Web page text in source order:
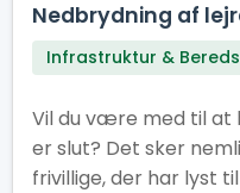
Nedbrydning af
Infrastruktur &
Vil du være med til at
er slut? Det sker
frivillige, der har lyst